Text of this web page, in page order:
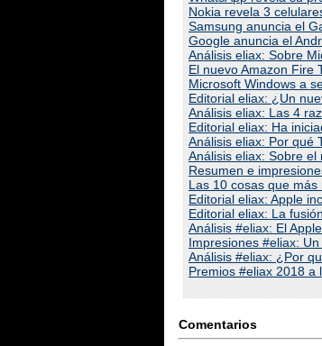
Nokia revela 3
Samsung anuncia el
Google anuncia el
Análisis eliax: Sobre
El nuevo Amazon Fire
Microsoft Windows a
Editorial eliax: ¿Un
Análisis eliax: Las 4
Editorial eliax: Ha
Análisis eliax: Por qué
Análisis eliax: Sobre
Resumen e
Las 10 cosas que
Editorial eliax: Apple
Editorial eliax: La
Análisis #eliax: El
Impresiones #eliax:
Análisis #eliax: ¿Por
Premios #eliax 2018 a
Comentarios